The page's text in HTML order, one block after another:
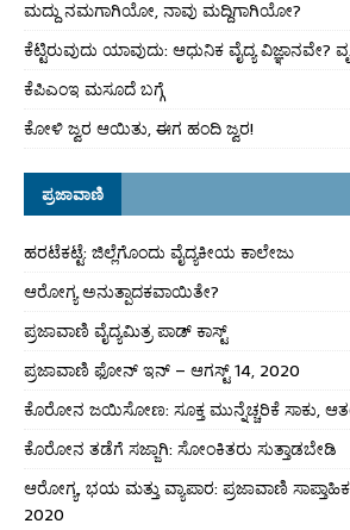
ಮದ್ದು ನಮಗಾಗಿಯೋ, ನಾವು ಮದ್ದಿಗಾಗಿಯೋ?
ಕೆಟ್ಟಿರುವುದು ಯಾವುದು: ಆಧುನಿಕ ವೈದ್ಯ ವಿಜ್ಞಾನವೇ?
ಕೆಪಿಎಂಇ ಮಸೂದೆ ಬಗ್ಗೆ
ಕೋಳಿ ಜ್ವರ ಆಯಿತು, ಈಗ ಹಂದಿ ಜ್ವರ!
ಪ್ರಜಾವಾಣಿ
ಹರಟೆಕಟ್ಟೆ: ಜಿಲ್ಲೆಗೊಂದು ವೈದ್ಯಕೀಯ ಕಾಲೇಜು
ಆರೋಗ್ಯ ಅನುತ್ಪಾದಕವಾಯಿತೇ?
ಪ್ರಜಾವಾಣಿ ವೈದ್ಯಮಿತ್ರ ಪಾಡ್ ಕಾಸ್ಟ್
ಪ್ರಜಾವಾಣಿ ಫೋನ್ ಇನ್ – ಆಗಸ್ಟ್ 14, 2020
ಕೊರೋನ ಜಯಿಸೋಣ: ಸೂಕ್ತ ಮುನ್ನೆಚ್ಚರಿಕೆ ಸಾಕು,
ಕೊರೋನ ತಡೆಗೆ ಸಜ್ಜಾಗಿ: ಸೋಂಕಿತರು ಸುತ್ತಾಡಬೇಡಿ
ಆರೋಗ್ಯ, ಭಯ ಮತ್ತು ವ್ಯಾಪಾರ: ಪ್ರಜಾವಾಣಿ
2020